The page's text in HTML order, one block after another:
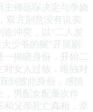
主傅远琛决定与季娆
双方刻意没有说实
冲突，以“二人发
少爷的腿”开展剧
揭晓身份，开始二
女人过敏，唯独对
到彼此身份，感情
，男配女配屡次作
父亲死亡真相，牵